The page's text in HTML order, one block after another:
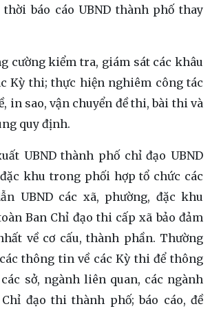
báo cáo UBND thành phố thay
cường kiểm tra, giám sát các khâu
Kỳ thi; thực hiện nghiêm công tác
in sao, vận chuyển đề thi, bài thi và
quy định.
UBND thành phố chỉ đạo UBND
khu trong phối hợp tổ chức các
UBND các xã, phường, đặc khu
Ban Chỉ đạo thi cấp xã bảo đảm
về cơ cấu, thành phần. Thường
thông tin về các Kỳ thi để thông
sở, ngành liên quan, các ngành
đạo thi thành phố; báo cáo, đề